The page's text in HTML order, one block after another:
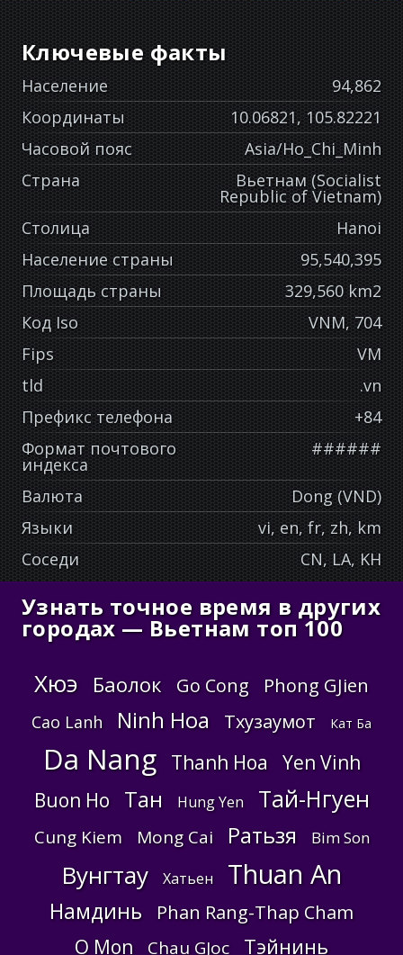
Ключевые факты
Население
94,862
Координаты
10.06821, 105.82221
Часовой пояс
Asia/Ho_Chi_Minh
Страна
Вьетнам (Socialist
Republic of Vietnam)
Столица
Hanoi
Население страны
95,540,395
Площадь страны
329,560 km2
Код Iso
VNM, 704
Fips
VM
tld
.vn
Префикс телефона
+84
Формат почтового
индекса
######
Валюта
Dong (VND)
Языки
vi, en, fr, zh, km
Соседи
CN, LA, KH
Узнать точное время в других
городах — Вьетнам топ 100
Хюэ Баолок Go Cong Phong GJien
Cao Lanh Ninh Hoa Тхузаумот Кат Ба
Da Nang Thanh Hoa Yen Vinh
Buon Ho
Тан Hung Yen Тай-Нгуен
Cung Kiem Mong Cai Ратьзя Bim Son
Вунгтау Хатьен Thuan An
Намдинь Phan Rang-Thap Cham
O Mon Chau GJoc Тэйнинь